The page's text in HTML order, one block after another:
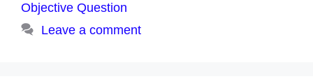
Objective Question
Leave a comment